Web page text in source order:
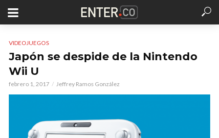
VIDEOJUEGOS
Japón se despide de la Nintendo
Wii U
febrero 1, 2017 Jeffrey Ramos González